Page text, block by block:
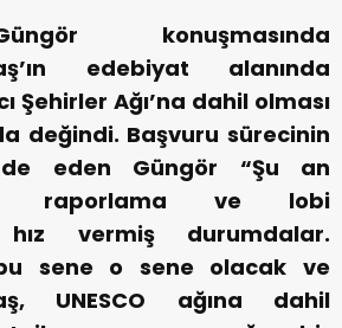
konuşmasında
edebiyat alanında
Şehirler Ağı’na dahil olması
değindi. Başvuru sürecinin
eden Güngör “Şu an
raporlama ve lobi
hız vermiş durumdalar.
sene o sene olacak ve
UNESCO ağına dahil